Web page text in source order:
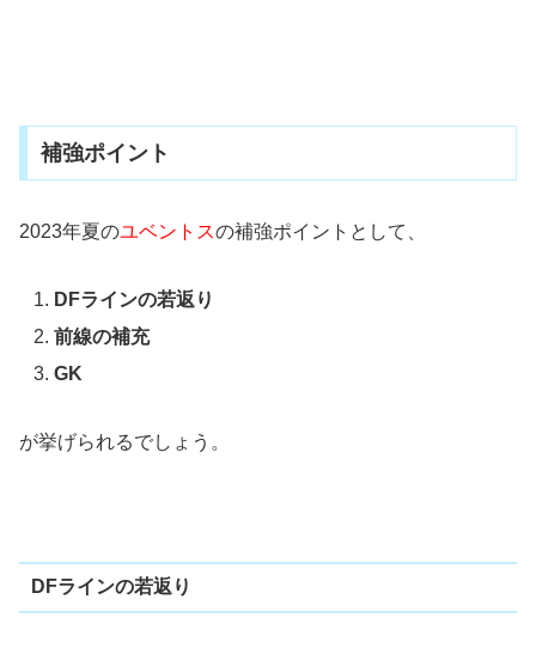
補強ポイント
2023年夏のユベントスの補強ポイントとして、
DFラインの若返り
前線の補充
GK
が挙げられるでしょう。
DFラインの若返り